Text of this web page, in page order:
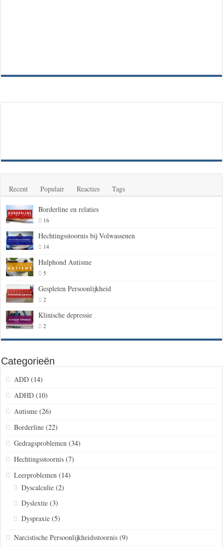
Recent Populair Reacties Tags
Borderline en relaties
16
Hechtingsstoornis bij Volwassenen
14
Hulphond Autisme
5
Gespleten Persoonlijkheid
2
Klinische depressie
2
Categorieën
ADD(14)
ADHD(10)
Autisme(26)
Borderline(22)
Gedragsproblemen (34)
Hechtingsstoornis(7)
Leerproblemen (14)
Dyscalculie(2)
Dyslextie(3)
Dyspraxie(5)
Narcistische Persoonlijkheidsstoornis(9)